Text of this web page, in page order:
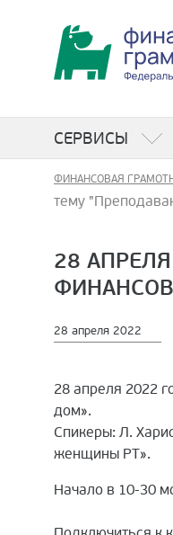
СЕРВИСЫ
ФИНАНСОВАЯ
тему
28
28 апреля 2022
28 апреля 2022
дом».
Спикеры: Л.
женщины РТ».
Начало в 10-30